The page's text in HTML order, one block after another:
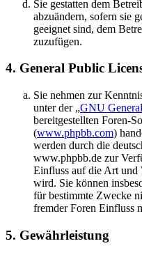
Sie gestatten dem
abzuändern, sofern sie
geeignet sind, dem
zuzufügen.
4. General Public
Sie nehmen zur
unter der „GNU
bereitgestellten Foren-
(www.phpbb.com)
werden durch die
www.phpbb.de zur
Einfluss auf die Art und
wird. Sie können
für bestimmte Zwecke
fremder Foren Einfluss
5. Gewährleistung